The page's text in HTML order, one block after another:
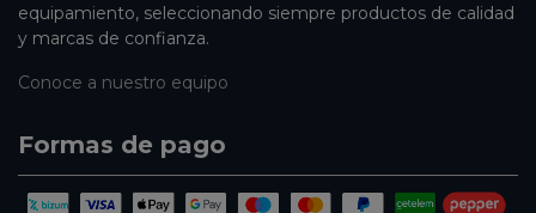
equipamiento, seleccionando siempre productos de calidad
y marcas de confianza.
Conoce a nuestro equipo
Formas de pago